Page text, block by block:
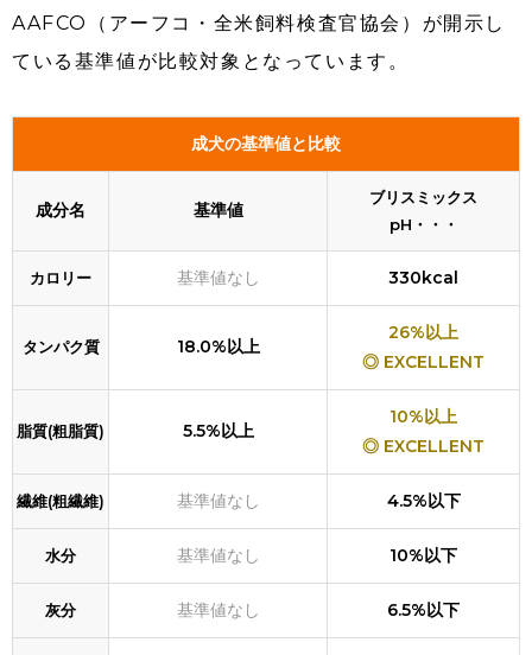
AAFCO（アーフコ・全米飼料検査官協会）が開示し
ている基準値が比較対象となっています。
成犬の基準値と比較
成分名 基準値
ブリスミックス
pH・・・
カロリー 基準値なし 330kcal
タンパク質 18.0%以上
26%以上
◎ EXCELLENT
脂質(粗脂質) 5.5%以上
10%以上
◎ EXCELLENT
繊維(粗繊維) 基準値なし 4.5%以下
水分 基準値なし 10%以下
灰分 基準値なし 6.5%以下